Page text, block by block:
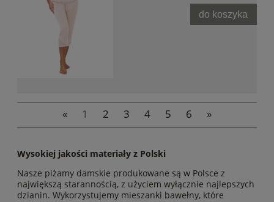
do koszyka
« 1 2 3 4 5 6 »
Wysokiej jakości materiały z Polski
Nasze piżamy damskie produkowane są w Polsce z
największą starannością, z użyciem wyłącznie najlepszych
dzianin. Wykorzystujemy mieszanki bawełny, które